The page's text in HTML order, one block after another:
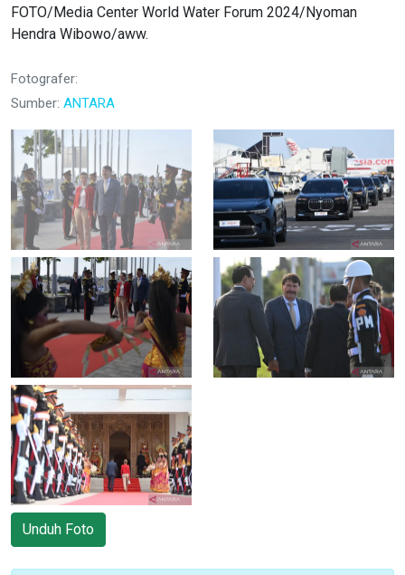
FOTO/Media Center World Water Forum 2024/Nyoman
Hendra Wibowo/aww.
Fotografer:
Sumber: ANTARA
Unduh Foto